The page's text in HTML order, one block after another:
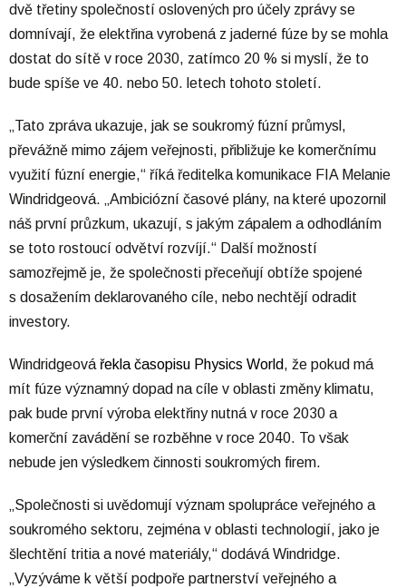
dvě třetiny společností oslovených pro účely zprávy se
domnívají, že elektřina vyrobená z jaderné fúze by se mohla
dostat do sítě v roce 2030, zatímco 20 % si myslí, že to
bude spíše ve 40. nebo 50. letech tohoto století.
„Tato zpráva ukazuje, jak se soukromý fúzní průmysl,
převážně mimo zájem veřejnosti, přibližuje ke komerčnímu
využití fúzní energie,“ říká ředitelka komunikace FIA Melanie
Windridgeová. „Ambiciózní časové plány, na které upozornil
náš první průzkum, ukazují, s jakým zápalem a odhodláním
se toto rostoucí odvětví rozvíjí.“ Další možností
samozřejmě je, že společnosti přeceňují obtíže spojené
s dosažením deklarovaného cíle, nebo nechtějí odradit
investory.
Windridgeová řekla časopisu Physics World, že pokud má
mít fúze významný dopad na cíle v oblasti změny klimatu,
pak bude první výroba elektřiny nutná v roce 2030 a
komerční zavádění se rozběhne v roce 2040. To však
nebude jen výsledkem činnosti soukromých firem.
„Společnosti si uvědomují význam spolupráce veřejného a
soukromého sektoru, zejména v oblasti technologií, jako je
šlechtění tritia a nové materiály,“ dodává Windridge.
„Vyzýváme k větší podpoře partnerství veřejného a